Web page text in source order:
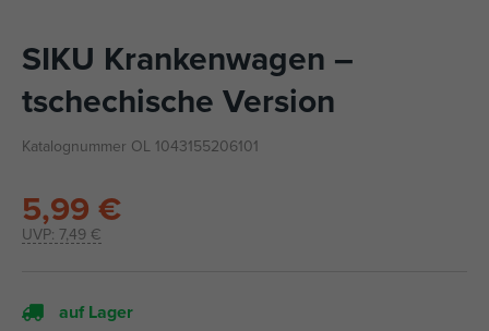
SIKU Krankenwagen –
tschechische Version
Katalognummer OL 1043155206101
UVP: 7,49 €
5,99 €
auf Lager